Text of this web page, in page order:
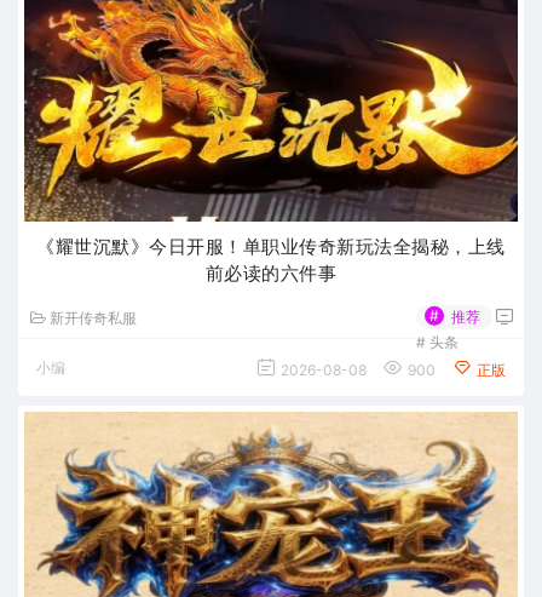
《耀世沉默》今日开服！单职业传奇新玩法全揭秘，上线
前必读的六件事
新开传奇私服 #
推荐
# 头条
小编
2026-08-08 900 正版